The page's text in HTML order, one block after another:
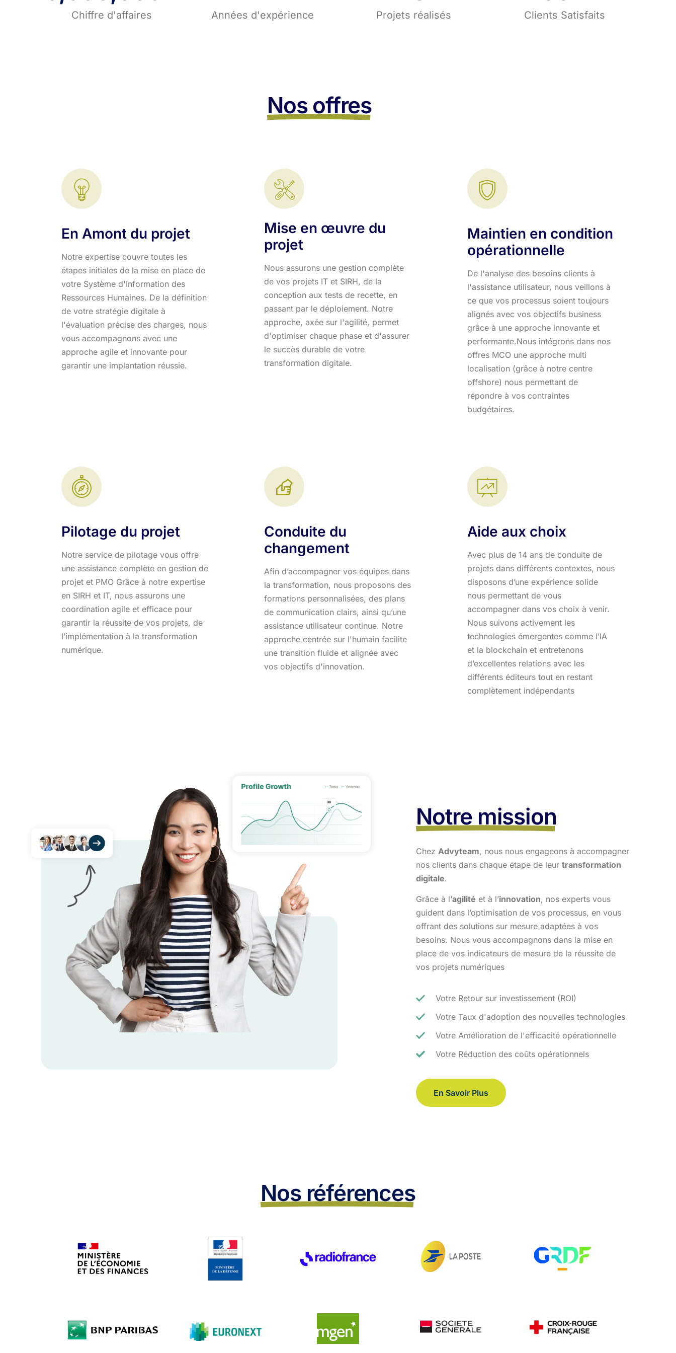
Chiffre d'affaires Années d'expérience Projets réalisés Clients Satisfaits
Nos offres
En Amont du projet
Notre expertise couvre toutes les
étapes initiales de la mise en place de
votre Système d'Information des
Ressources Humaines. De la définition
de votre stratégie digitale à
l'évaluation précise des charges, nous
vous accompagnons avec une
approche agile et innovante pour
garantir une implantation réussie.
Mise en œuvre du
projet
Nous assurons une gestion complète
de vos projets IT et SIRH, de la
conception aux tests de recette, en
passant par le déploiement. Notre
approche, axée sur l'agilité, permet
d'optimiser chaque phase et d'assurer
le succès durable de votre
transformation digitale.
Maintien en condition
opérationnelle
De l'analyse des besoins clients à
l'assistance utilisateur, nous veillons à
ce que vos processus soient toujours
alignés avec vos objectifs business
grâce à une approche innovante et
performante.​ Nous intégrons dans nos
offres MCO une approche multi
localisation (grâce à notre centre
offshore) nous permettant de
répondre à vos contraintes
budgétaires.
Pilotage du projet
Notre service de pilotage vous offre
une assistance complète en gestion de
projet et PMO Grâce à notre expertise
en SIRH et IT, nous assurons une
coordination agile et efficace pour
garantir la réussite de vos projets, de
l’implémentation à la transformation
numérique.
Conduite du
changement
Afin d’accompagner vos équipes dans
la transformation, nous proposons des
formations personnalisées, des plans
de communication clairs, ainsi qu’une
assistance utilisateur continue. Notre
approche centrée sur l'humain facilite
une transition fluide et alignée avec
vos objectifs d'innovation.​
Aide aux choix
Avec plus de 14 ans de conduite de
projets dans différents contextes, nous
disposons d’une expérience solide
nous permettant de vous
accompagner dans vos choix à venir.
Nous suivons activement les
technologies émergentes comme l’IA
et la blockchain et entretenons
d’excellentes relations avec les
différents éditeurs tout en restant
complètement indépendants
Notre mission
Chez Advyteam, nous nous engageons à accompagner
nos clients dans chaque étape de leur transformation
digitale.
Grâce à l’agilité et à l’innovation, nos experts vous
guident dans l’optimisation de vos processus, en vous
offrant des solutions sur mesure adaptées à vos
besoins. Nous vous accompagnons dans la mise en
place de vos indicateurs de mesure de la réussite de
vos projets numériques
Votre Retour sur investissement (ROI)
Votre Taux d'adoption des nouvelles technologies
Votre Amélioration de l'efficacité opérationnelle
Votre Réduction des coûts opérationnels
En Savoir Plus
Nos références